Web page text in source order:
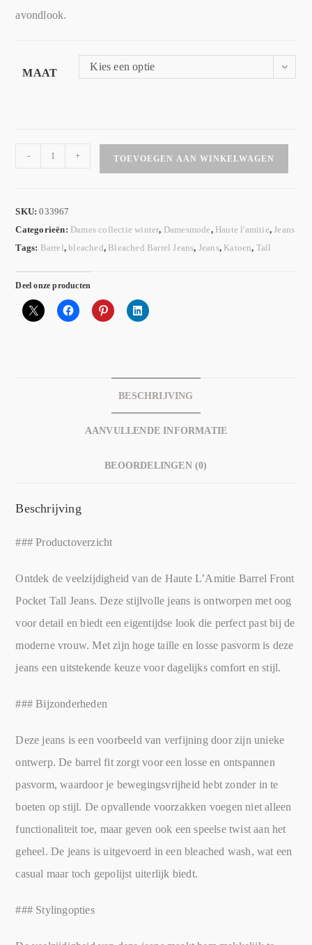
avondlook.
MAAT
Kies een optie
- + TOEVOEGEN AAN WINKELWAGEN
SKU:033967
Categorieën: Dames collectie winter, Damesmode, Haute l'amitie,Jeans
Tags: Barrel,bleached, Bleached Barrel Jeans, Jeans, Katoen, Tall
Deel onze producten
BESCHRIJVING
AANVULLENDE INFORMATIE
BEOORDELINGEN (0)
Beschrijving
### Productoverzicht
Ontdek de veelzijdigheid van de Haute L’Amitie Barrel Front
Pocket Tall Jeans. Deze stijlvolle jeans is ontworpen met oog
voor detail en biedt een eigentijdse look die perfect past bij de
moderne vrouw. Met zijn hoge taille en losse pasvorm is deze
jeans een uitstekende keuze voor dagelijks comfort en stijl.
### Bijzonderheden
Deze jeans is een voorbeeld van verfijning door zijn unieke
ontwerp. De barrel fit zorgt voor een losse en ontspannen
pasvorm, waardoor je bewegingsvrijheid hebt zonder in te
boeten op stijl. De opvallende voorzakken voegen niet alleen
functionaliteit toe, maar geven ook een speelse twist aan het
geheel. De jeans is uitgevoerd in een bleached wash, wat een
casual maar toch gepolijst uiterlijk biedt.
### Stylingopties